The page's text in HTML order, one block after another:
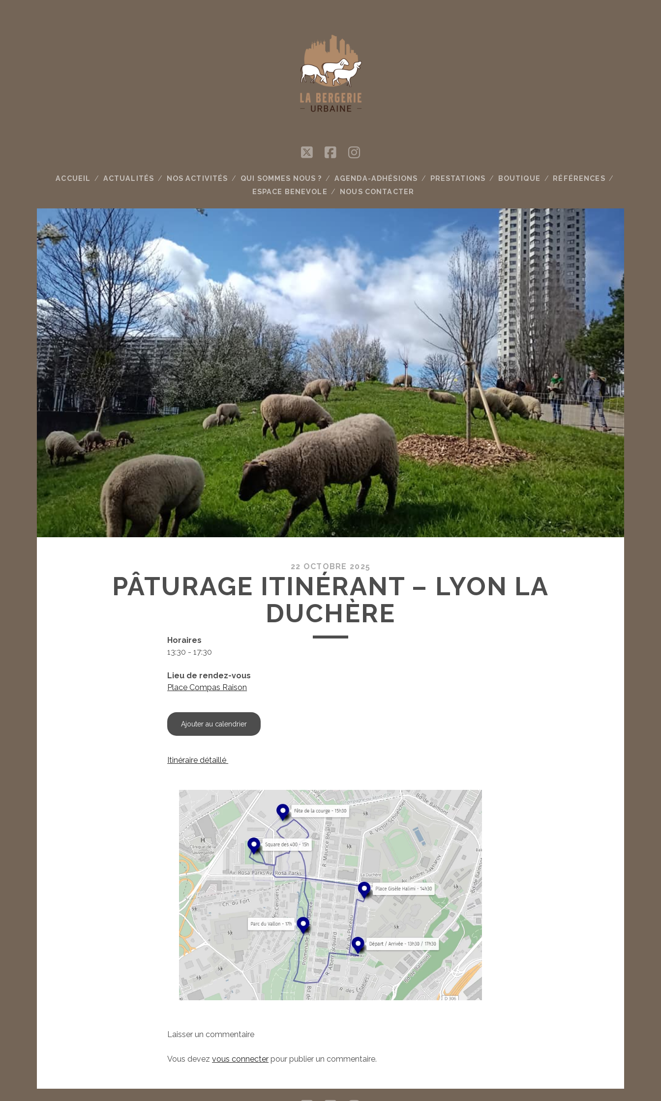
twitterfacebook
instagram
ACCUEIL ACTUALITÉS NOS ACTIVITÉS QUI SOMMES NOUS ? AGENDA-ADHÉSIONS PRESTATIONS BOUTIQUE
RÉFÉRENCES
ESPACE BENEVOLE
NOUS CONTACTER
22 OCTOBRE 2025
PÂTURAGE ITINÉRANT – LYON LA
DUCHÈRE
Horaires
13:30 - 17:30
Lieu de rendez-vous
Place Compas Raison
Ajouter au calendrier
Itinéraire détaillé
Laisser un commentaire
Vous devezvous connecter pour publier un commentaire.